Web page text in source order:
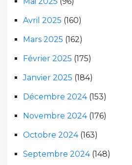
Avril 2025 (160)
Mars 2025 (162)
Février 2025 (175)
Janvier 2025 (184)
Décembre 2024(153)
Novembre 2024(176)
Octobre 2024(163)
Septembre 2024(148)